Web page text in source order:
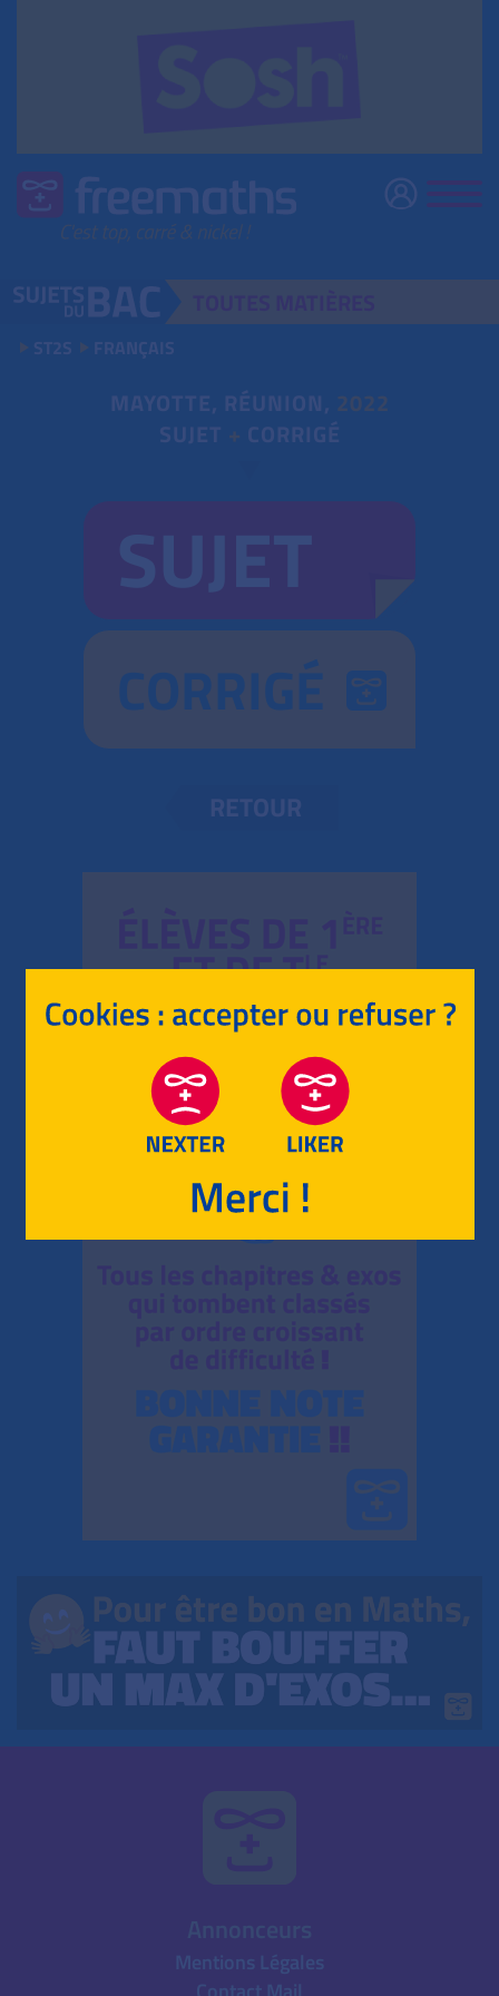
ST2S FRANÇAIS
MAYOTTE, RÉUNION, 2022
SUJET + CORRIGÉ
CORRIGÉ
RETOUR
Mentions Légales